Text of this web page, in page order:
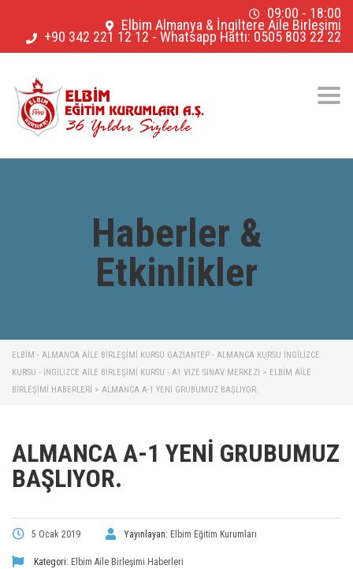
09:00 - 18:00
Elbim Almanya & İngiltere Aile Birleşimi
+90 342 221 12 12 - Whatsapp Hattı: 0505 803 22 22
Haberler &
Etkinlikler
ELBİM - ALMANCA AILE BIRLEŞIMI KURSU GAZIANTEP - ALMANCA KURSU İNGILIZCE
KURSU - İNGILIZCE AILE BIRLEŞIMI KURSU - A1 VIZE SINAV MERKEZI > ELBIM AILE
BIRLEŞIMI HABERLERI > ALMANCA A-1 YENI GRUBUMUZ BAŞLIYOR.
ALMANCA A-1 YENI GRUBUMUZ
BAŞLIYOR.
5 Ocak 2019 Yayınlayan: Elbim Eğitim Kurumları
Kategori: Elbim Aile Birleşimi Haberleri